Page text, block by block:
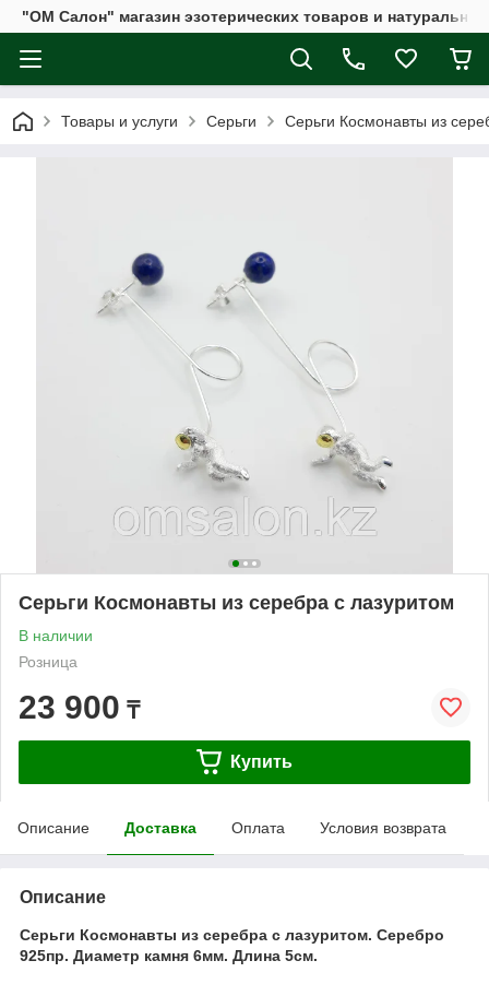
"ОМ Салон" магазин эзотерических товаров и
Товары и услуги Серьги Серьги Космонавты из
Серьги Космонавты из серебра с лазуритом
В наличии
Розница
23 900 ₸
Купить
Описание Доставка Оплата Условия возврата
Описание
Серьги Космонавты из серебра с лазуритом. Серебро
925пр. Диаметр камня 6мм. Длина 5см.